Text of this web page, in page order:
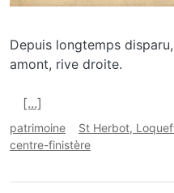
Depuis longtemps
amont, rive droite.
[...]
patrimoine St Herbot,
centre-finistère